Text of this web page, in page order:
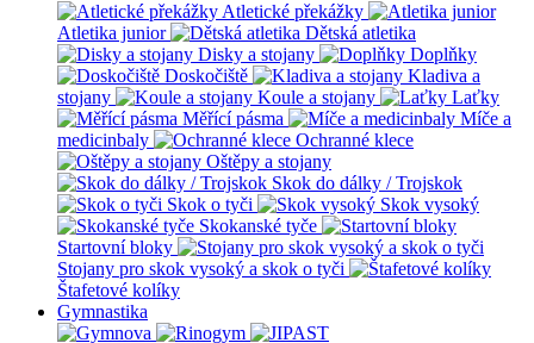
Atletické překážky
Atletika junior
Dětská atletika
Disky a stojany
Doplňky
Doskočiště
Kladiva a
stojany
Koule a stojany
Laťky
Měřící pásma
Míče a
medicinbaly
Ochranné klece
Oštěpy a stojany
Skok do dálky / Trojskok
Skok o tyči
Skok vysoký
Skokanské tyče
Startovní bloky
Stojany pro skok vysoký a skok o tyči
Štafetové kolíky
Gymnastika